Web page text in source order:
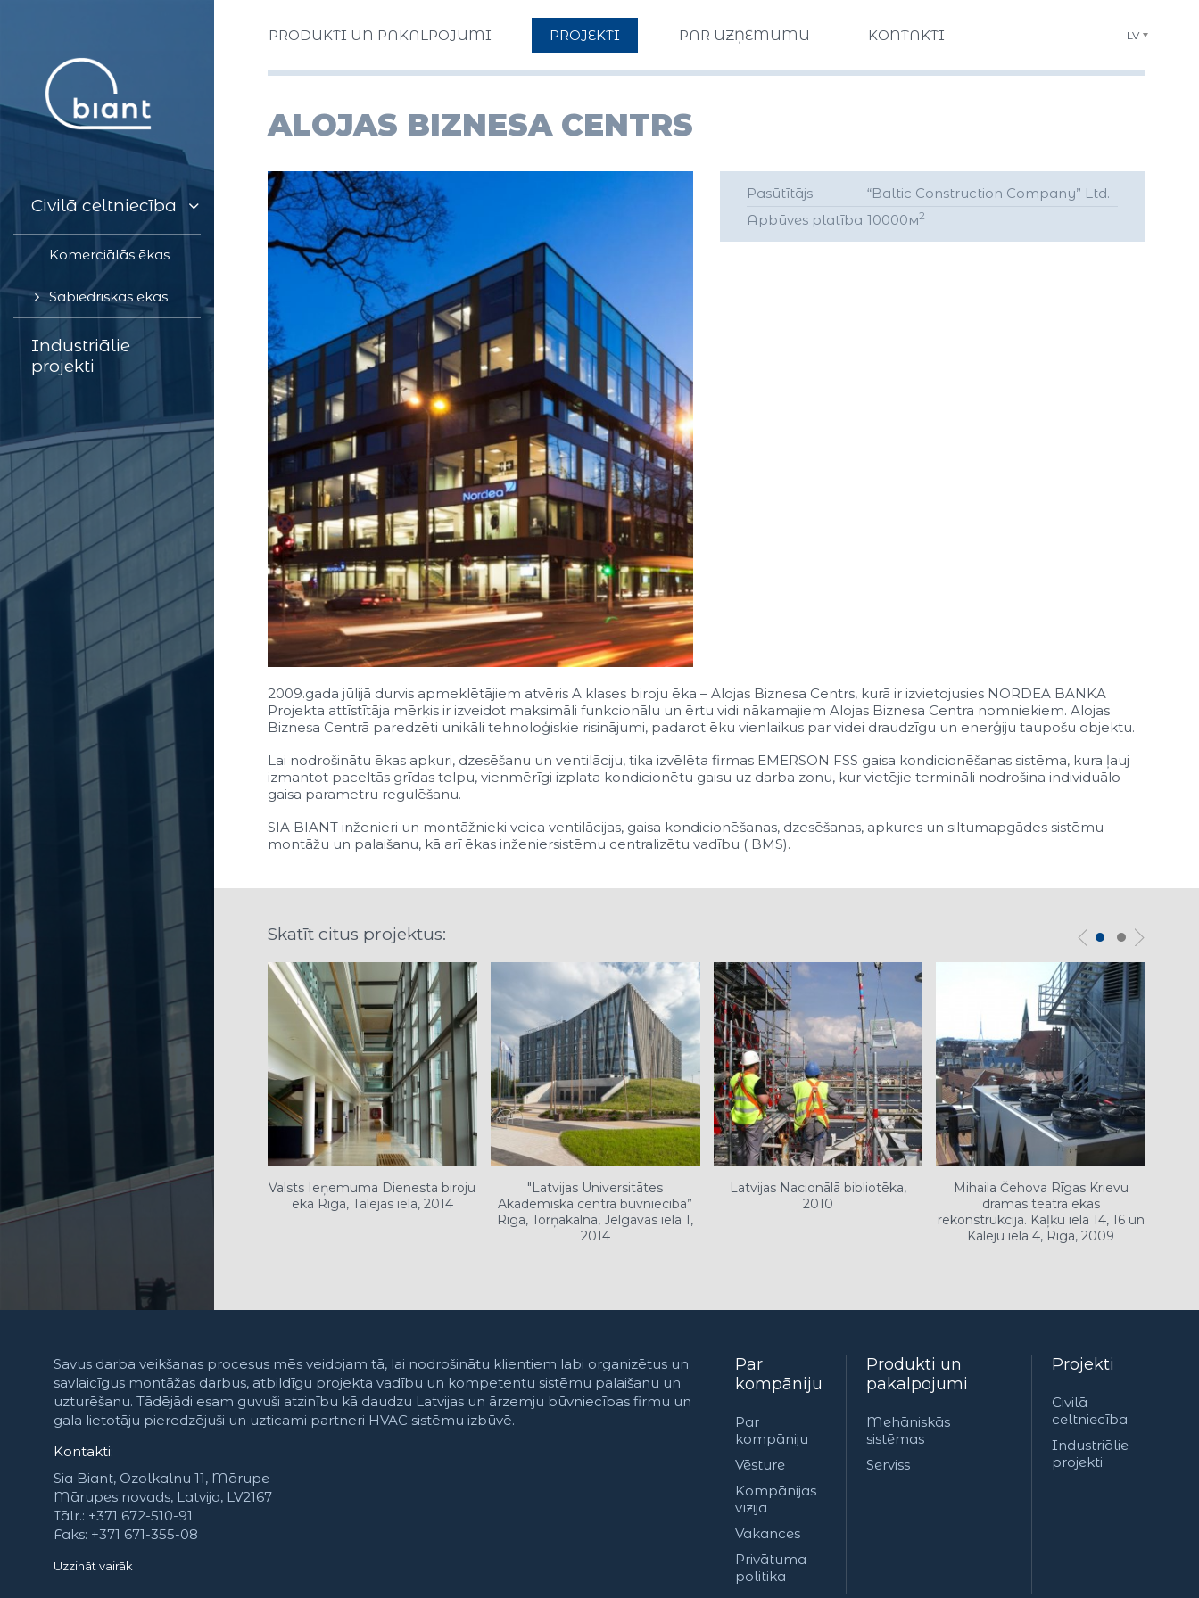
PRODUKTI UN PAKALPOJUMI
PROJEKTI
PAR UZŅĒMUMU
KONTAKTI
Civilā celtniecība
Komerciālās ēkas
Sabiedriskās ēkas
Industriālie
projekti
PRODUKTI UN PAKALPOJUMI PROJEKTI PAR UZŅĒMUMU KONTAKTI LV
ALOJAS BIZNESA CENTRS
Pasūtītājs
“Baltic Construction Company” Ltd.
Apbūves platība 10000м2
2009.gada jūlijā durvis apmeklētājiem atvēris A klases biroju ēka – Alojas Biznesa Centrs, kurā ir izvietojusies NORDEA BANKA
Projekta attīstītāja mērķis ir izveidot maksimāli funkcionālu un ērtu vidi nākamajiem Alojas Biznesa Centra nomniekiem. Alojas
Biznesa Centrā paredzēti unikāli tehnoloģiskie risinājumi, padarot ēku vienlaikus par videi draudzīgu un enerģiju taupošu objektu.
Lai nodrošinātu ēkas apkuri, dzesēšanu un ventilāciju, tika izvēlēta firmas EMERSON FSS gaisa kondicionēšanas sistēma, kura ļauj
izmantot paceltās grīdas telpu, vienmērīgi izplata kondicionētu gaisu uz darba zonu, kur vietējie termināli nodrošina individuālo
gaisa parametru regulēšanu.
SIA BIANT inženieri un montāžnieki veica ventilācijas, gaisa kondicionēšanas, dzesēšanas, apkures un siltumapgādes sistēmu
montāžu un palaišanu, kā arī ēkas inženiersistēmu centralizētu vadību ( BMS).
Skatīt citus projektus:
Valsts Ieņemuma Dienesta biroju
ēka Rīgā, Tālejas ielā, 2014
"Latvijas Universitātes
Akadēmiskā centra būvniecība”
Rīgā, Torņakalnā, Jelgavas ielā 1,
2014
Latvijas Nacionālā bibliotēka,
2010
Mihaila Čehova Rīgas Krievu
drāmas teātra ēkas
rekonstrukcija. Kaļķu iela 14, 16 un
Kalēju iela 4, Rīga, 2009
Savus darba veikšanas procesus mēs veidojam tā, lai nodrošinātu klientiem labi organizētus un
savlaicīgus montāžas darbus, atbildīgu projekta vadību un kompetentu sistēmu palaišanu un
uzturēšanu. Tādējādi esam guvuši atzinību kā daudzu Latvijas un ārzemju būvniecības firmu un
gala lietotāju pieredzējuši un uzticami partneri HVAC sistēmu izbūvē.
Par
kompāniju
Par
kompāniju
Vēsture
Kompānijas
vīzija
Vakances
Privātuma
politika
Produkti un
pakalpojumi
Mehāniskās
sistēmas
Serviss
Projekti
Civilā
celtniecība
Industriālie
projekti
Kontakti:
Sia Biant, Ozolkalnu 11, Mārupe
Mārupes novads, Latvija, LV2167
Tālr.: +371 672-510-91
Faks: +371 671-355-08
Uzzināt vairāk